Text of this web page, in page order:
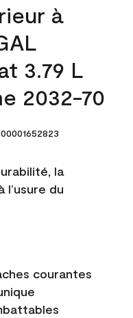
à
3.79 L
2032-70
la
du
courantes